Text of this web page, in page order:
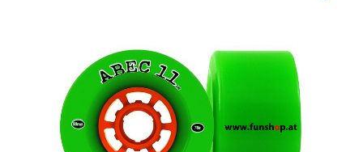
Zum Onlineshop in der Web Version